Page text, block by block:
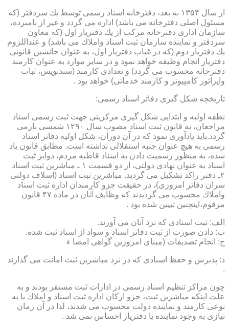
از سال ۱۳۵۴ به بعد، دفترخانه اسناد رسمی توسط یك سردفتر (كه
مسئول اصلی دفترخانه می باشد) اداره می گردد و غیر از نامبرده،
سازمان اداری دفترخانه مركب از یك دفتریار اول (كه معاون
سردفتر و نماینده سازمان ثبت اسناد واملاك می باشد) و عنداللزوم
یك دفتریار دوم (كه در غیاب دفتریار اول، به عنوان جانشین قانونی
دفتریار انجام وظیفه خواهد نمود و در سایر موارد به عنوان كارمند
دفترخانه محسوب می گردد) و تعدادی كارمند (سندنویس، ثبات
واپراتور كامپیوتر و كارمند خدماتی) خواهد بود .
تاریخچه شكل گیری دفاتر اسناد رسمی:
نطفه اولیه و ابتدایی شكل گیری مركزیتی جهت ثبت رسمی اسناد
مراجعان، به قانون ثبت اسناد مصوب سال ۱۲۹۰ شمسی بازمی
گردد.باید یادآوری نمود كه در آن دوران، شكل اولیه دفاتر اسناد
رسمی به هیچ عنوان جنبه استقلالی نداشته است. مطابق قانون یاد
شده، به منظور رسمیت دادن به اسناد قاطبه مردم، دوایر ثبت
اسناد به عنوان نهادی دولتی، از دو قسمت ۱ ـ مباشرین ثبت اسناد
۲ـ دفتر راكد تشكیل می گردید. مباشرین ثبت اسناد (اسلاف دولتی
سران دفاتر امروزی)، در حقیقت جزو كارمندان اداره ثبت اسناد
واملاك محسوب می گردیدند كه وظایف آنان در ماده ۴۷ قانون
مرقوم،اینچنین تبیین شده بود .
الف: ثبت اسنادی كه نزد آنان می آورند.
ب: دادن صورت از ثبت دفاتر اسناد و سواد از اسناد ثبت شده.
ج: انجام تصدیقات (مبنای امروزین گواهی امضا ء
د: پذیرش و حفظ اسنادی كه در نزد مباشرین ثبت امانت می گذارند
.
چون مراكز تنظیم اسناد رسمی در ادارات ثبت مستقر بودند و به
علت اینكه مباشرین ثبت، جزو اركان اداره ثبت اسناد و املاك یا به
نوعی كارمند و نماینده دولت محسوب می شدند، لذا در آن زمان
نیازی به وجود نماینده یا دفتریار احساس نمی شد .